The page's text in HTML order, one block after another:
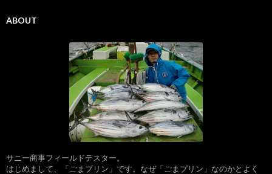
ABOUT
サニー商事フィールドテスター。
はじめまして、「ごまプリン」です。なぜ「ごまプリン」なのかとよく